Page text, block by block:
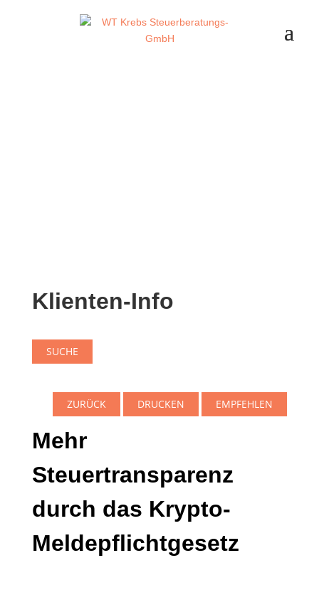
Klienten-Info
SUCHE
ZURÜCK DRUCKEN EMPFEHLEN
Mehr
Steuertransparenz
durch das Krypto-
Meldepflichtgesetz